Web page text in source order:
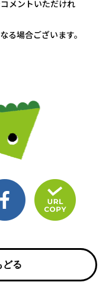
メントいただけれ
る場合ございます。
どる
どる